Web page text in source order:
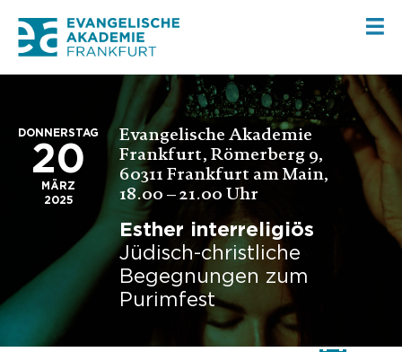
DONNERSTAG
20
MÄRZ
2025
Evangelische Akademie
Frankfurt, Römerberg 9,
60311 Frankfurt am Main,
18.00 – 21.00 Uhr
Esther interreligiös
Jüdisch-christliche
Begegnungen zum
Purimfest